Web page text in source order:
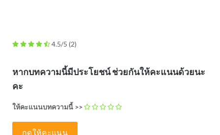
4.5/5 (2)
หากบทความนี้มีประโยชน์ ช่วยกันให้คะแนนด้วยนะ
คะ
ให้คะแนนบทความนี้ >>